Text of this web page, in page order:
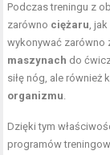
Podczas treningu z
zarówno ciężaru, jak
wykonywać zarówno
maszynach do
siłę nóg, ale również
organizmu.
Dzięki tym
programów